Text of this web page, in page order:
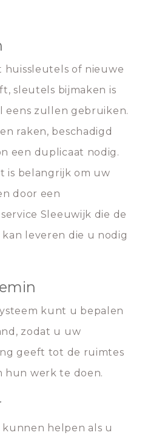
huissleutels of nieuwe
sleutels bijmaken is
eens zullen gebruiken.
raken, beschadigd
een duplicaat nodig.
is belangrijk om uw
door een
Sleeuwijk die de
leveren die u nodig
kunt u bepalen
zodat u uw
geeft tot de ruimtes
hun werk te doen.
helpen als u